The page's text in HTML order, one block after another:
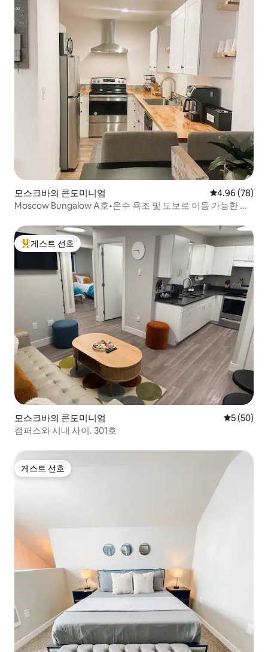
모스크바의 콘도미니엄 평점 4.96점(5
4.96 (78)
Moscow Bungalow A호•온수 욕조 및 도보로 이동 가능한 위
상위 게스트 선호
게스트 선호
모스크바의 콘도미니엄 평점 5점(5
5 (50)
캠퍼스와 시내 사이. 301호
게스트 선호
게스트 선호